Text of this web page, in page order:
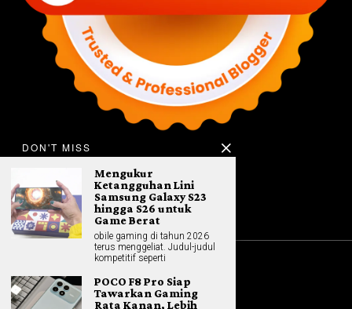
©2026All rights reserved. Hybrid.co.id
DON'T MISS
Mengukur
Ketangguhan Lini
Samsung Galaxy S23
hingga S26 untuk
Game Berat
obile gaming di tahun 2026
terus menggeliat. Judul-judul
kompetitif seperti
POCO F8 Pro Siap
Tawarkan Gaming
Rata Kanan, Lebih